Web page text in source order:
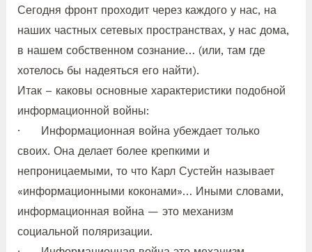
Сегодня фронт проходит через каждого у нас, на
наших частных сетевых пространствах, у нас дома,
в нашем собственном сознание… (или, там где
хотелось бы надеяться его найти).
Итак – каковы основные характеристики подобной
информационной войны:
· Информационная война убеждает только
своих. Она делает более крепкими и
непроницаемыми, то что Карл Сустейн называет
«информационными коконами»… Иными словами,
информационная война — это механизм
социальной поляризации.